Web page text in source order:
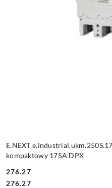
E.NEXT
kompaktowy 175A DPX
Cena:
276.27
Cena:
276.27